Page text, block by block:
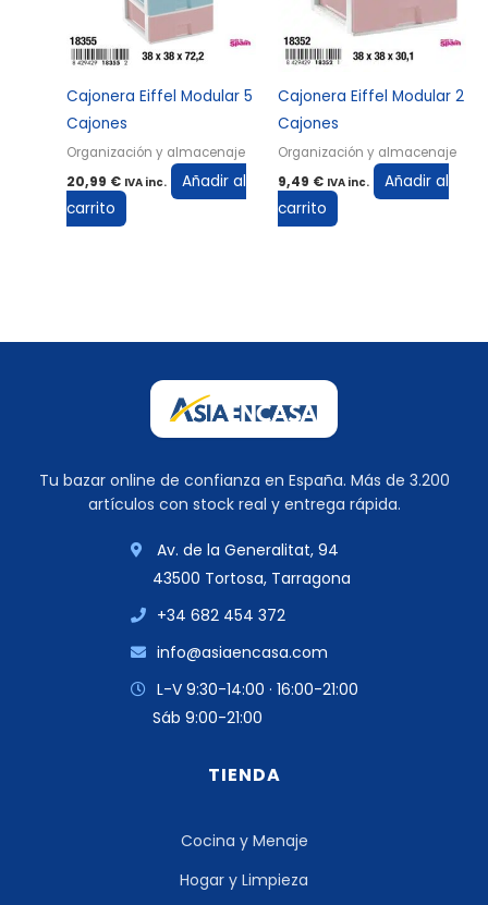
Cajonera Eiffel Modular 5
Cajones
Organización y almacenaje
20,99 € IVA inc.
Añadir al
carrito
Cajonera Eiffel Modular 2
Cajones
Organización y almacenaje
9,49 € IVA inc.
Añadir al
carrito
Tu bazar online de confianza en España. Más de 3.200
artículos con stock real y entrega rápida.
Av. de la Generalitat, 94
43500 Tortosa, Tarragona
+34 682 454 372
info@asiaencasa.com
L-V 9:30-14:00 · 16:00-21:00
Sáb 9:00-21:00
TIENDA
Cocina y Menaje
Hogar y Limpieza